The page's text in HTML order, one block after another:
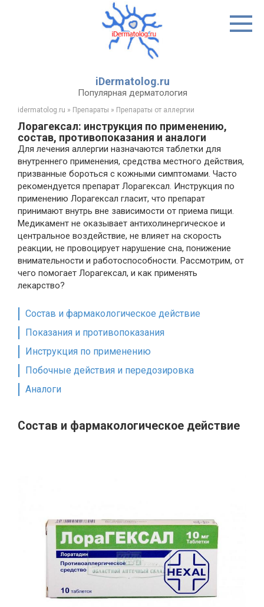
iDermatolog.ru
Популярная дерматология
idermatolog.ru » Препараты » Препараты от аллергии
Лорагексал: инструкция по применению,
состав, противопоказания и аналоги
Для лечения аллергии назначаются таблетки для
внутреннего применения, средства местного действия,
призванные бороться с кожными симптомами. Часто
рекомендуется препарат Лорагексал. Инструкция по
применению Лорагексал гласит, что препарат
принимают внутрь вне зависимости от приема пищи.
Медикамент не оказывает антихолинергическое и
центральное воздействие, не влияет на скорость
реакции, не провоцирует нарушение сна, понижение
внимательности и работоспособности. Рассмотрим, от
чего помогает Лорагексал, и как применять
лекарство?
Состав и фармакологическое действие
Показания и противопоказания
Инструкция по применению
Побочные действия и передозировка
Аналоги
Состав и фармакологическое действие